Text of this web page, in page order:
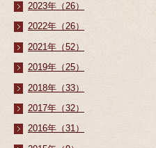
2023年（26）
2022年（26）
2021年（52）
2019年（25）
2018年（33）
2017年（32）
2016年（31）